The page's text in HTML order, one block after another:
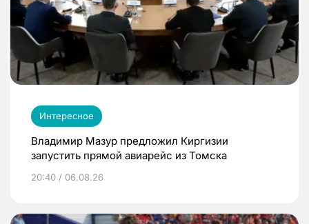
Интересное
Владимир Мазур предложил Киргизии
запустить прямой авиарейс из Томска
20:40 / 06.08.26